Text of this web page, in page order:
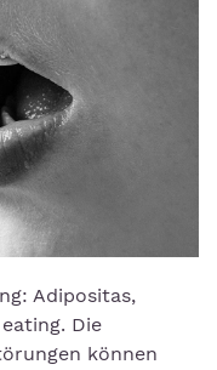
Adipositas,
Die
können